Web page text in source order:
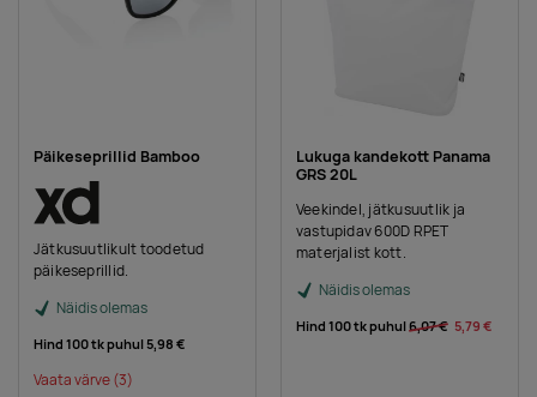
Päikeseprillid Bamboo
Jätkusuutlikult toodetud
päikeseprillid.
Näidis olemas
Hind 100 tk puhul5,98 €
Vaata värve(3)
Lukuga kandekott Panama
GRS 20L
Veekindel, jätkusuutlik ja
vastupidav 600D RPET
materjalist kott.
Näidis olemas
Hind 100 tk puhul6,07 € 5,79 €